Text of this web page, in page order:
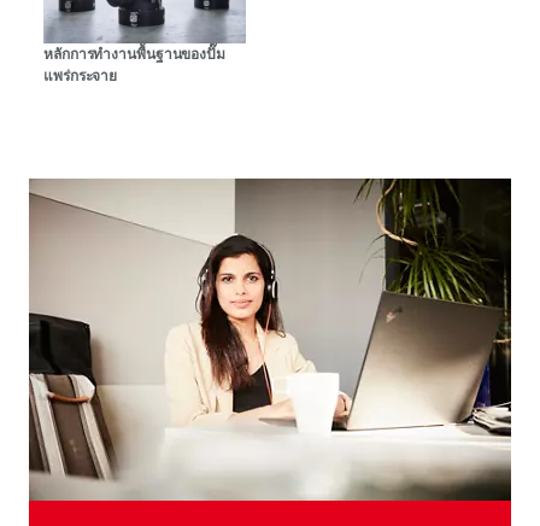
หลักการทํางานพื้นฐานของปั๊ม
แพร่กระจาย